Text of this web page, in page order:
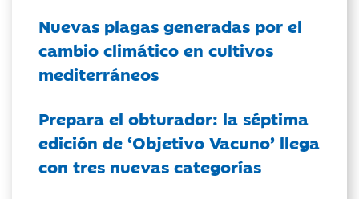
Nuevas plagas generadas por el
cambio climático en cultivos
mediterráneos
Prepara el obturador: la séptima
edición de ‘Objetivo Vacuno’ llega
con tres nuevas categorías